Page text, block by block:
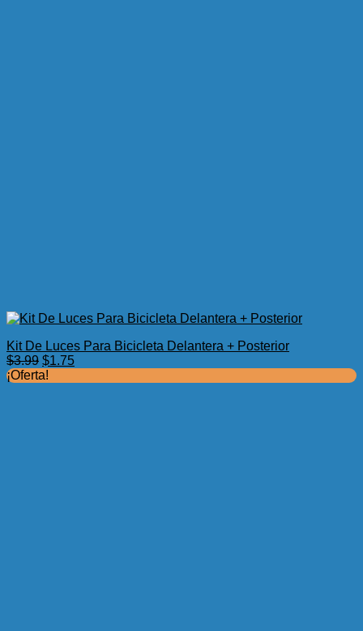
Kit De Luces Para Bicicleta Delantera + Posterior
$3.99 El
precio
$1.75El
¡Oferta!